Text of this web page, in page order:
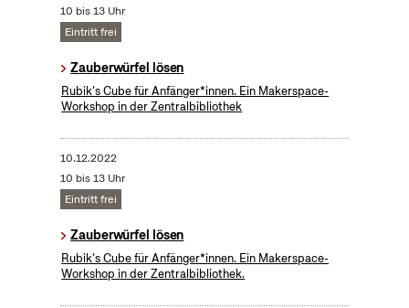
10 bis 13 Uhr
Eintritt frei
Zauberwürfel lösen
Rubik’s Cube für Anfänger*innen. Ein Makerspace-
Workshop in der Zentralbibliothek
10.12.2022
10 bis 13 Uhr
Eintritt frei
Zauberwürfel lösen
Rubik’s Cube für Anfänger*innen. Ein Makerspace-
Workshop in der Zentralbibliothek.